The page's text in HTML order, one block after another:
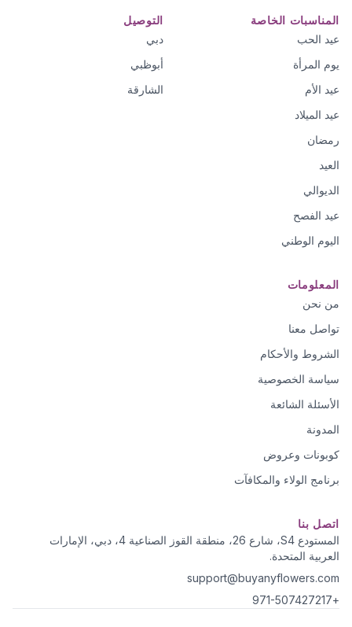
المناسبات الخاصة
عيد الحب
يوم المرأة
عيد الأم
عيد الميلاد
رمضان
العيد
الديوالي
عيد الفصح
اليوم الوطني
التوصيل
دبي
أبوظبي
الشارقة
المعلومات
من نحن
تواصل معنا
الشروط والأحكام
سياسة الخصوصية
الأسئلة الشائعة
المدونة
كوبونات وعروض
برنامج الولاء والمكافآت
اتصل بنا
المستودع S4، شارع 26، منطقة القوز الصناعية 4، دبي، الإمارات
العربية المتحدة.
support@buyanyflowers.com
+971-507427217